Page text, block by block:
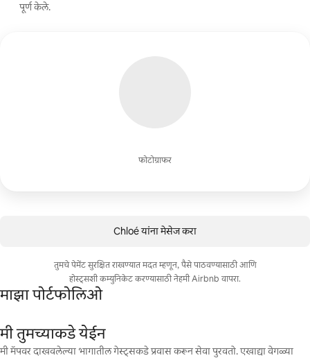
फोटोग्राफर
पूर्ण केले.
Chloé यांना मेसेज करा
तुमचे पेमेंट सुरक्षित राखण्यात मदत म्हणून, पैसे पाठवण्यासाठी आणि
होस्ट्सशी कम्युनिकेट करण्यासाठी नेहमी Airbnb वापरा.
माझा पोर्टफोलिओ
मी तुमच्याकडे येईन
मी मॅपवर दाखवलेल्या भागातील गेस्ट्सकडे प्रवास करून सेवा पुरवतो. एखाद्या वेगळ्या